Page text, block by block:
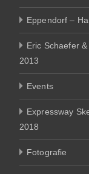
Eppendorf –
Eric Schaefer
2013
Events
Expressway
2018
Fotografie